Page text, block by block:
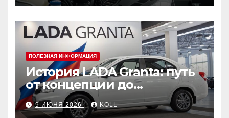
ПОЛЕЗНАЯ ИНФОРМАЦИЯ
История LADA Granta: путь
от концепции до
популярного российского
автомобиля
9 ИЮНЯ 2026 KOLL